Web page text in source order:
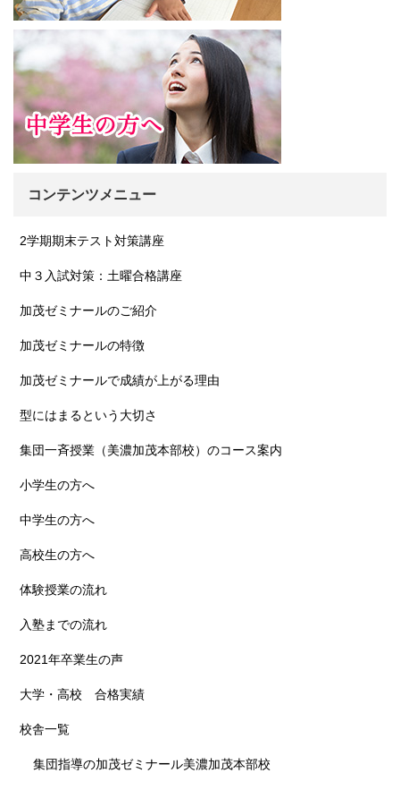
コンテンツメニュー
2学期期末テスト対策講座
中３入試対策：土曜合格講座
加茂ゼミナールのご紹介
加茂ゼミナールの特徴
加茂ゼミナールで成績が上がる理由
型にはまるという大切さ
集団一斉授業（美濃加茂本部校）のコース案内
小学生の方へ
中学生の方へ
高校生の方へ
体験授業の流れ
入塾までの流れ
2021年卒業生の声
大学・高校 合格実績
校舎一覧
集団指導の加茂ゼミナール美濃加茂本部校